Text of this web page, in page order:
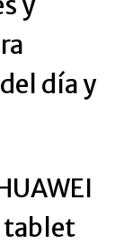
día y
tablet